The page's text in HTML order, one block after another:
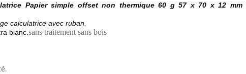
Papier simple offset non thermique 60 g 57 x 70 x 12 mm
calculatrice avec ruban.
blanc.sans traitement sans bois